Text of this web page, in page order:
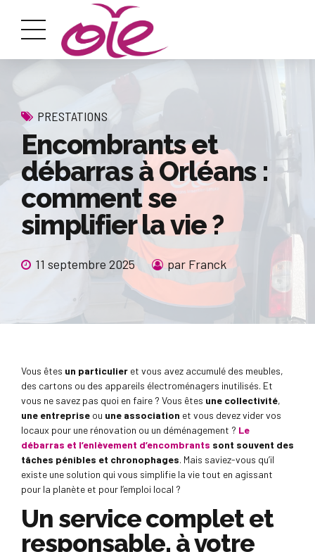
PRESTATIONS
Encombrants et
débarras à Orléans :
comment se
simplifier la vie ?
11 septembre 2025 par Franck
Vous êtes un particulier et vous avez accumulé des meubles,
des cartons ou des appareils électroménagers inutilisés. Et
vous ne savez pas quoi en faire ? Vous êtes une collectivité,
une entreprise ou une association et vous devez vider vos
locaux pour une rénovation ou un déménagement ? Le
débarras et l’enlèvement d’encombrants sont souvent des
tâches pénibles et chronophages. Mais saviez-vous qu’il
existe une solution qui vous simplifie la vie tout en agissant
pour la planète et pour l’emploi local ?
Un service complet et
responsable, à votre